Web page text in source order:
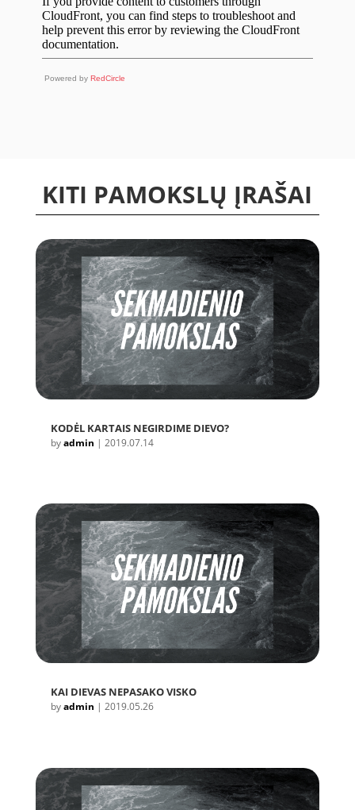
Powered by RedCircle
KITI PAMOKSLŲ ĮRAŠAI
KODĖL KARTAIS NEGIRDIME DIEVO?
byadmin | 2019.07.14
KAI DIEVAS NEPASAKO VISKO
byadmin | 2019.05.26